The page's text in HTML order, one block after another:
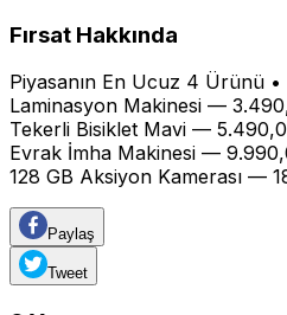
Fırsat Hakkında
Piyasanın En Ucuz 4 Ürünü
Laminasyon Makinesi —
Tekerli Bisiklet Mavi —
Evrak İmha Makinesi —
128 GB Aksiyon Kamerası —
Paylaş
Tweet